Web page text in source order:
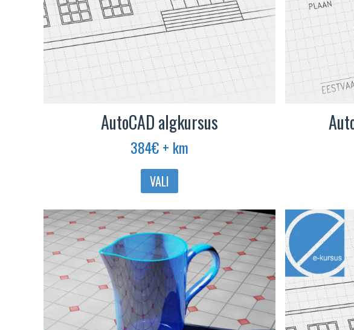
AutoCAD algkursus
384€+ km
VALI
Sellel
mitu
varianti.
Valikuid
saab
teha
tootelehel.